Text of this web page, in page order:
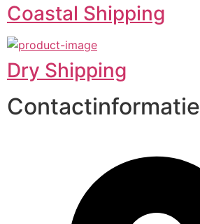
Coastal Shipping
Dry Shipping
Contactinformatie